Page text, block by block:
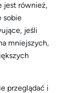
jest również,
sobie
jeśli
mniejszych,
przeglądać i